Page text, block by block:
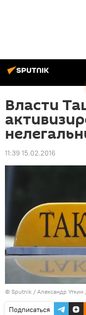
Власти
11:39 15.02.2016
© Sputnik / Александр Уткин
Подписаться